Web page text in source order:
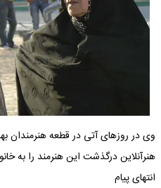
وی در روزهای آتی در قطعه
هنرآنلاین درگذشت این هنرمند را به
انتهای پیام